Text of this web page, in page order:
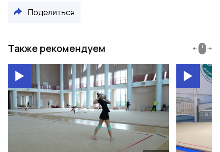
Поделиться
Также рекомендуем